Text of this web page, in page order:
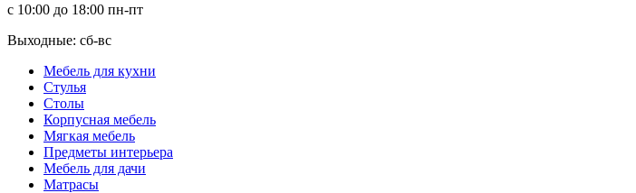
с 10:00 до 18:00 пн-пт
Выходные: сб-вc
Мебель для кухни
Стулья
Столы
Корпусная мебель
Мягкая мебель
Предметы интерьера
Мебель для дачи
Матраcы